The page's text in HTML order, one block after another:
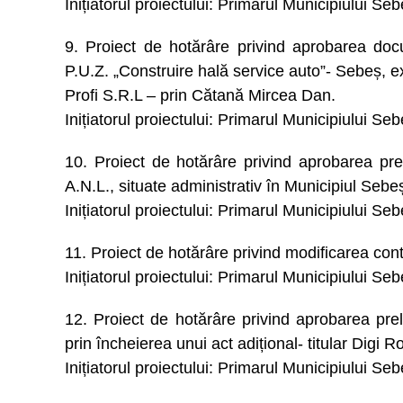
Inițiatorul proiectului: Primarul Municipiului
9. Proiect de hotărâre privind aprobarea
P.U.Z. „Construire hală service auto”- Sebeș,
Profi S.R.L – prin Cătană Mircea Dan.
Inițiatorul proiectului: Primarul Municipiului
10. Proiect de hotărâre privind aprobarea
A.N.L., situate administrativ în Municipiul
Inițiatorul proiectului: Primarul Municipiului
11. Proiect de hotărâre privind modificarea
Inițiatorul proiectului: Primarul Municipiului
12. Proiect de hotărâre privind aprobarea
prin încheierea unui act adițional- titular Digi
Inițiatorul proiectului: Primarul Municipiului